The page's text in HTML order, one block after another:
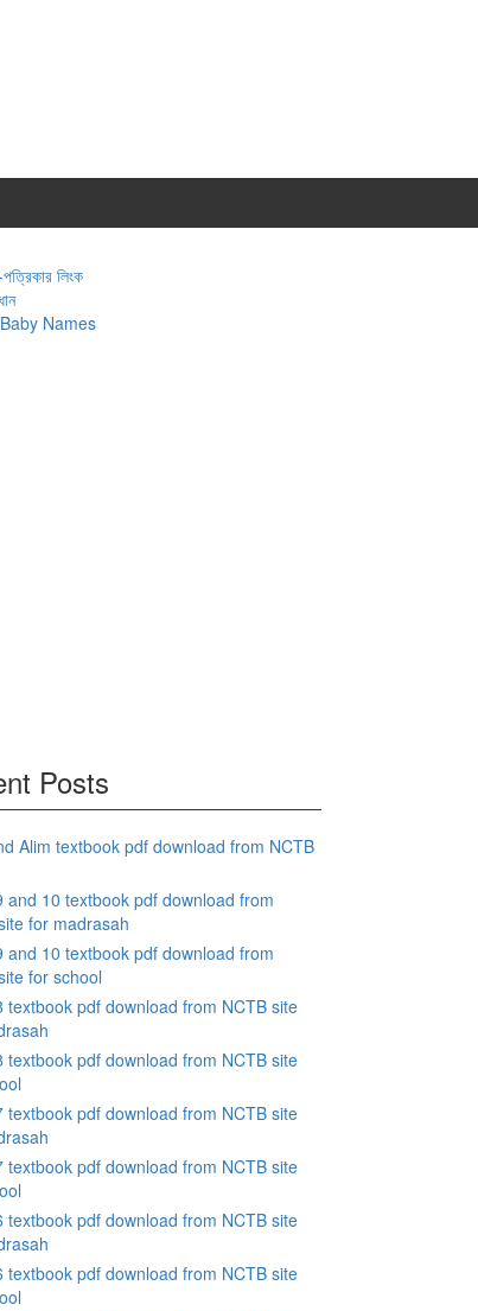
লিংক
Names
Posts
Alim textbook pdf download from NCTB
and 10 textbook pdf download from
for madrasah
and 10 textbook pdf download from
for school
textbook pdf download from NCTB site
textbook pdf download from NCTB site
textbook pdf download from NCTB site
textbook pdf download from NCTB site
textbook pdf download from NCTB site
textbook pdf download from NCTB site